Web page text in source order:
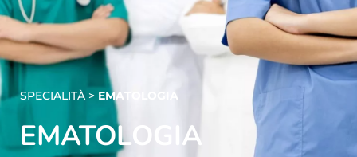
SPECIALITÀ > EMATOLOGIA
EMATOLOGIA